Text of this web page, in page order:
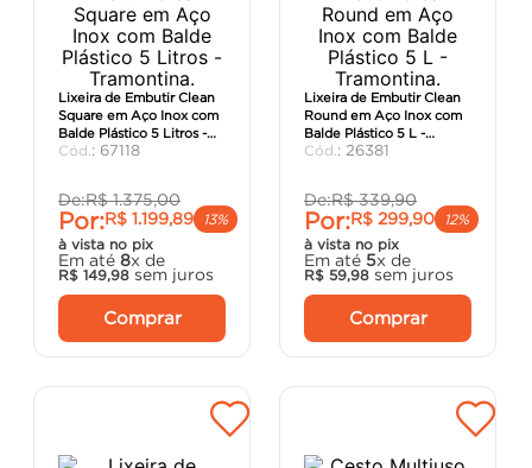
Lixeira de Embutir Clean
Square em Aço Inox com
Balde Plástico 5 Litros -
Tramontina.
: 67118
De:R$ 1.375,00
Por:R$ 1.199,89
13%
à vista no pix
Em até 8x de
R$ 149,98 sem juros
Comprar
Lixeira de Embutir Clean
Round em Aço Inox com
Balde Plástico 5 L -
Tramontina.
: 26381
De:R$ 339,90
Por:R$ 299,90
12%
à vista no pix
Em até 5x de
R$ 59,98 sem juros
Comprar
massa corrida
chuveiro
argamassa
porta
º cadeira